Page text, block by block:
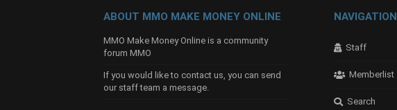
ABOUT MMO MAKE MONEY ONLINE
MMO Make Money Online is a community
forum MMO
If you would like to contact us, you can send
our staff team a message.
NAVIGATION
Staff
Memberlist
Search